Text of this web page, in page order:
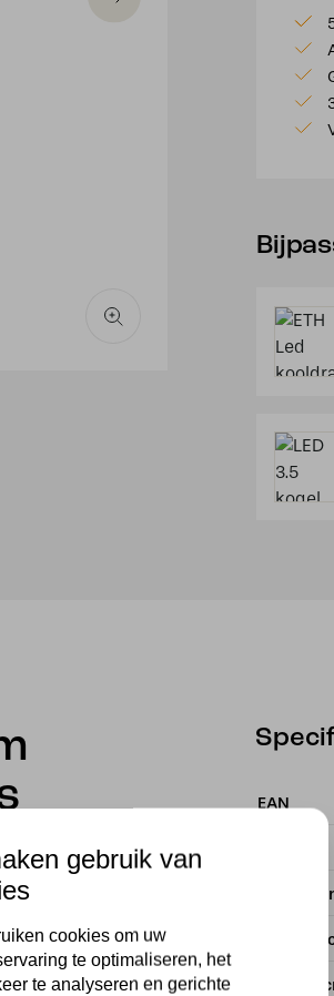
cm
brons
aantal
die
het
EAN
Lengte
Breedte
Hoogte
gebruik van
cookies om uw
te optimaliseren, het
te analyseren en gerichte